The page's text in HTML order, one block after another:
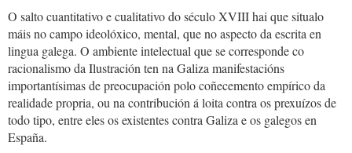
O salto cuantitativo e cualitativo do século XVIII hai que situalo
máis no campo ideolóxico, mental, que no aspecto da escrita en
lingua galega. O ambiente intelectual que se corresponde co
racionalismo da Ilustración ten na Galiza manifestacións
importantísimas de preocupación polo coñecemento empírico da
realidade propria, ou na contribución á loita contra os prexuízos de
todo tipo, entre eles os existentes contra Galiza e os galegos en
España.